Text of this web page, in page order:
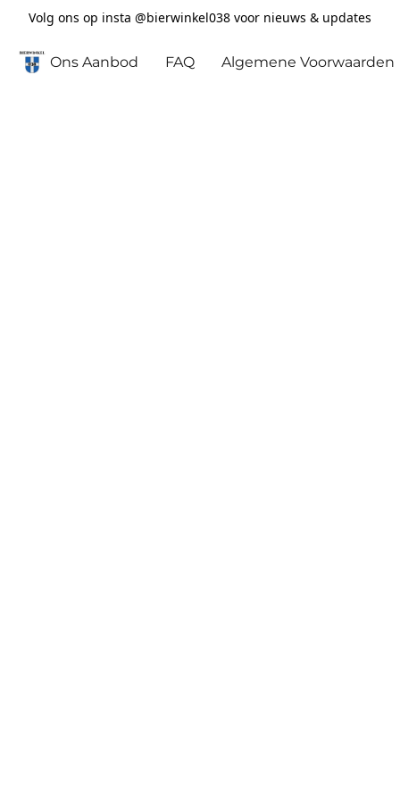
Volg ons op insta @bierwinkel038 voor nieuws & updates
Ons Aanbod FAQ Algemene Voorwaarden